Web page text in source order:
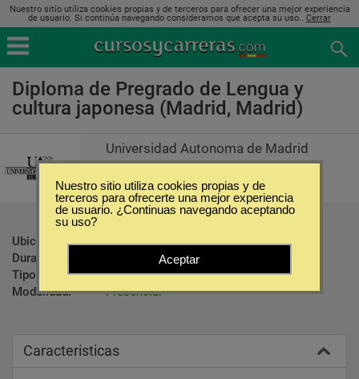
Nuestro sitio utiliza cookies propias y de terceros para ofrecer una mejor experiencia
de usuario. Si continúa navegando consideramos que acepta su uso.. Cerrar
Diploma de Pregrado de Lengua y
cultura japonesa (Madrid, Madrid)
Universidad Autonoma de Madrid
Ubicación:
Madrid - Madrid
Duración:
Tipo:
Diplomados
Modalidad:
Presencial
Caracteristicas
Nuestro sitio utiliza cookies propias y de
terceros para ofrecerte una mejor experiencia
de usuario. ¿Continuas navegando aceptando
su uso?
Aceptar